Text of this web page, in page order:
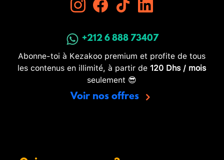
+212 6 888 73407
Abonne-toi à Kezakoo premium et profite de tous
les contenus en illimité, à partir de 120 Dhs / mois
seulement 😎
Voir nos offres